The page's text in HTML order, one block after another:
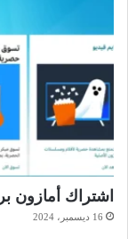
اشتراك أمازون
16 ديسمبر، 2024